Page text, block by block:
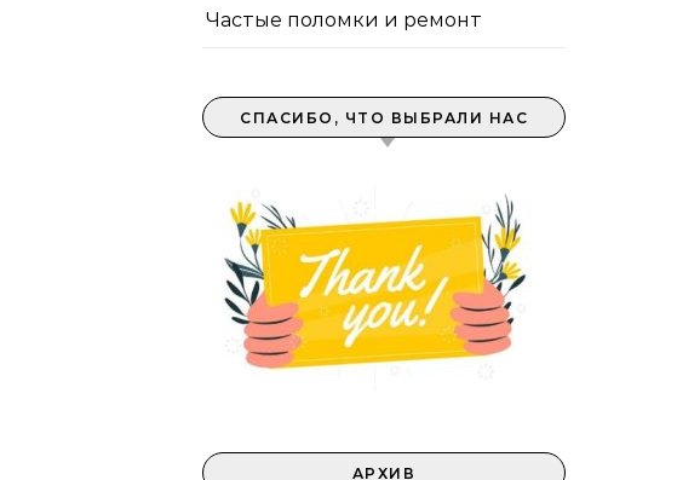
Частые поломки и ремонт
СПАСИБО, ЧТО ВЫБРАЛИ НАС
АРХИВ